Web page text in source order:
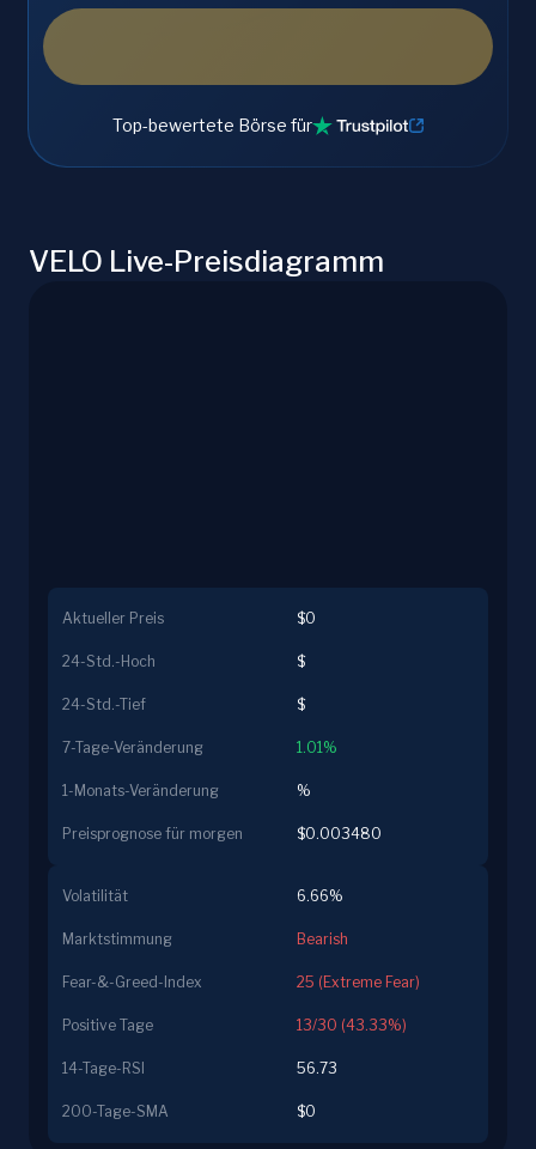
Top-bewertete Börse für
VELO Live-Preisdiagramm
Aktueller Preis $0
24-Std.-Hoch $
24-Std.-Tief $
7-Tage-Veränderung 1.01%
1-Monats-Veränderung %
Preisprognose für morgen $0.003480
Volatilität 6.66%
Marktstimmung Bearish
Fear-&-Greed-Index 25 (Extreme Fear)
Positive Tage 13/30 (43.33%)
14-Tage-RSI 56.73
200-Tage-SMA $0